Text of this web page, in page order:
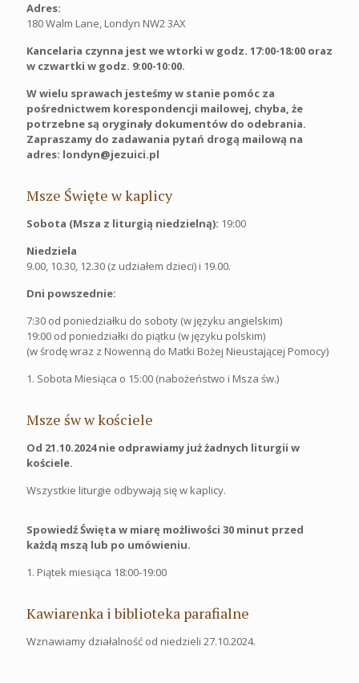
Adres:
180 Walm Lane, Londyn NW2 3AX
Kancelaria czynna jest we wtorki w godz. 17:00-18:00 oraz
w czwartki w godz. 9:00-10:00.
W wielu sprawach jesteśmy w stanie pomóc za
pośrednictwem korespondencji mailowej, chyba, że
potrzebne są oryginały dokumentów do odebrania.
Zapraszamy do zadawania pytań drogą mailową na
adres: londyn@jezuici.pl
Msze Święte w kaplicy
Sobota (Msza z liturgią niedzielną): 19:00
Niedziela
9.00, 10.30, 12.30 (z udziałem dzieci) i 19.00.
Dni powszednie:
7:30 od poniedziałku do soboty (w języku angielskim)
19:00 od poniedziałki do piątku (w języku polskim)
(w środę wraz z Nowenną do Matki Bożej Nieustającej Pomocy)
1. Sobota Miesiąca o 15:00 (nabożeństwo i Msza św.)
Msze św w kościele
Od 21.10.2024 nie odprawiamy już żadnych liturgii w
kościele.
Wszystkie liturgie odbywają się w kaplicy.
Spowiedź Święta w miarę możliwości 30 minut przed
każdą mszą lub po umówieniu.
1. Piątek miesiąca 18:00-19:00
Kawiarenka i biblioteka parafialne
Wznawiamy działalność od niedzieli 27.10.2024.